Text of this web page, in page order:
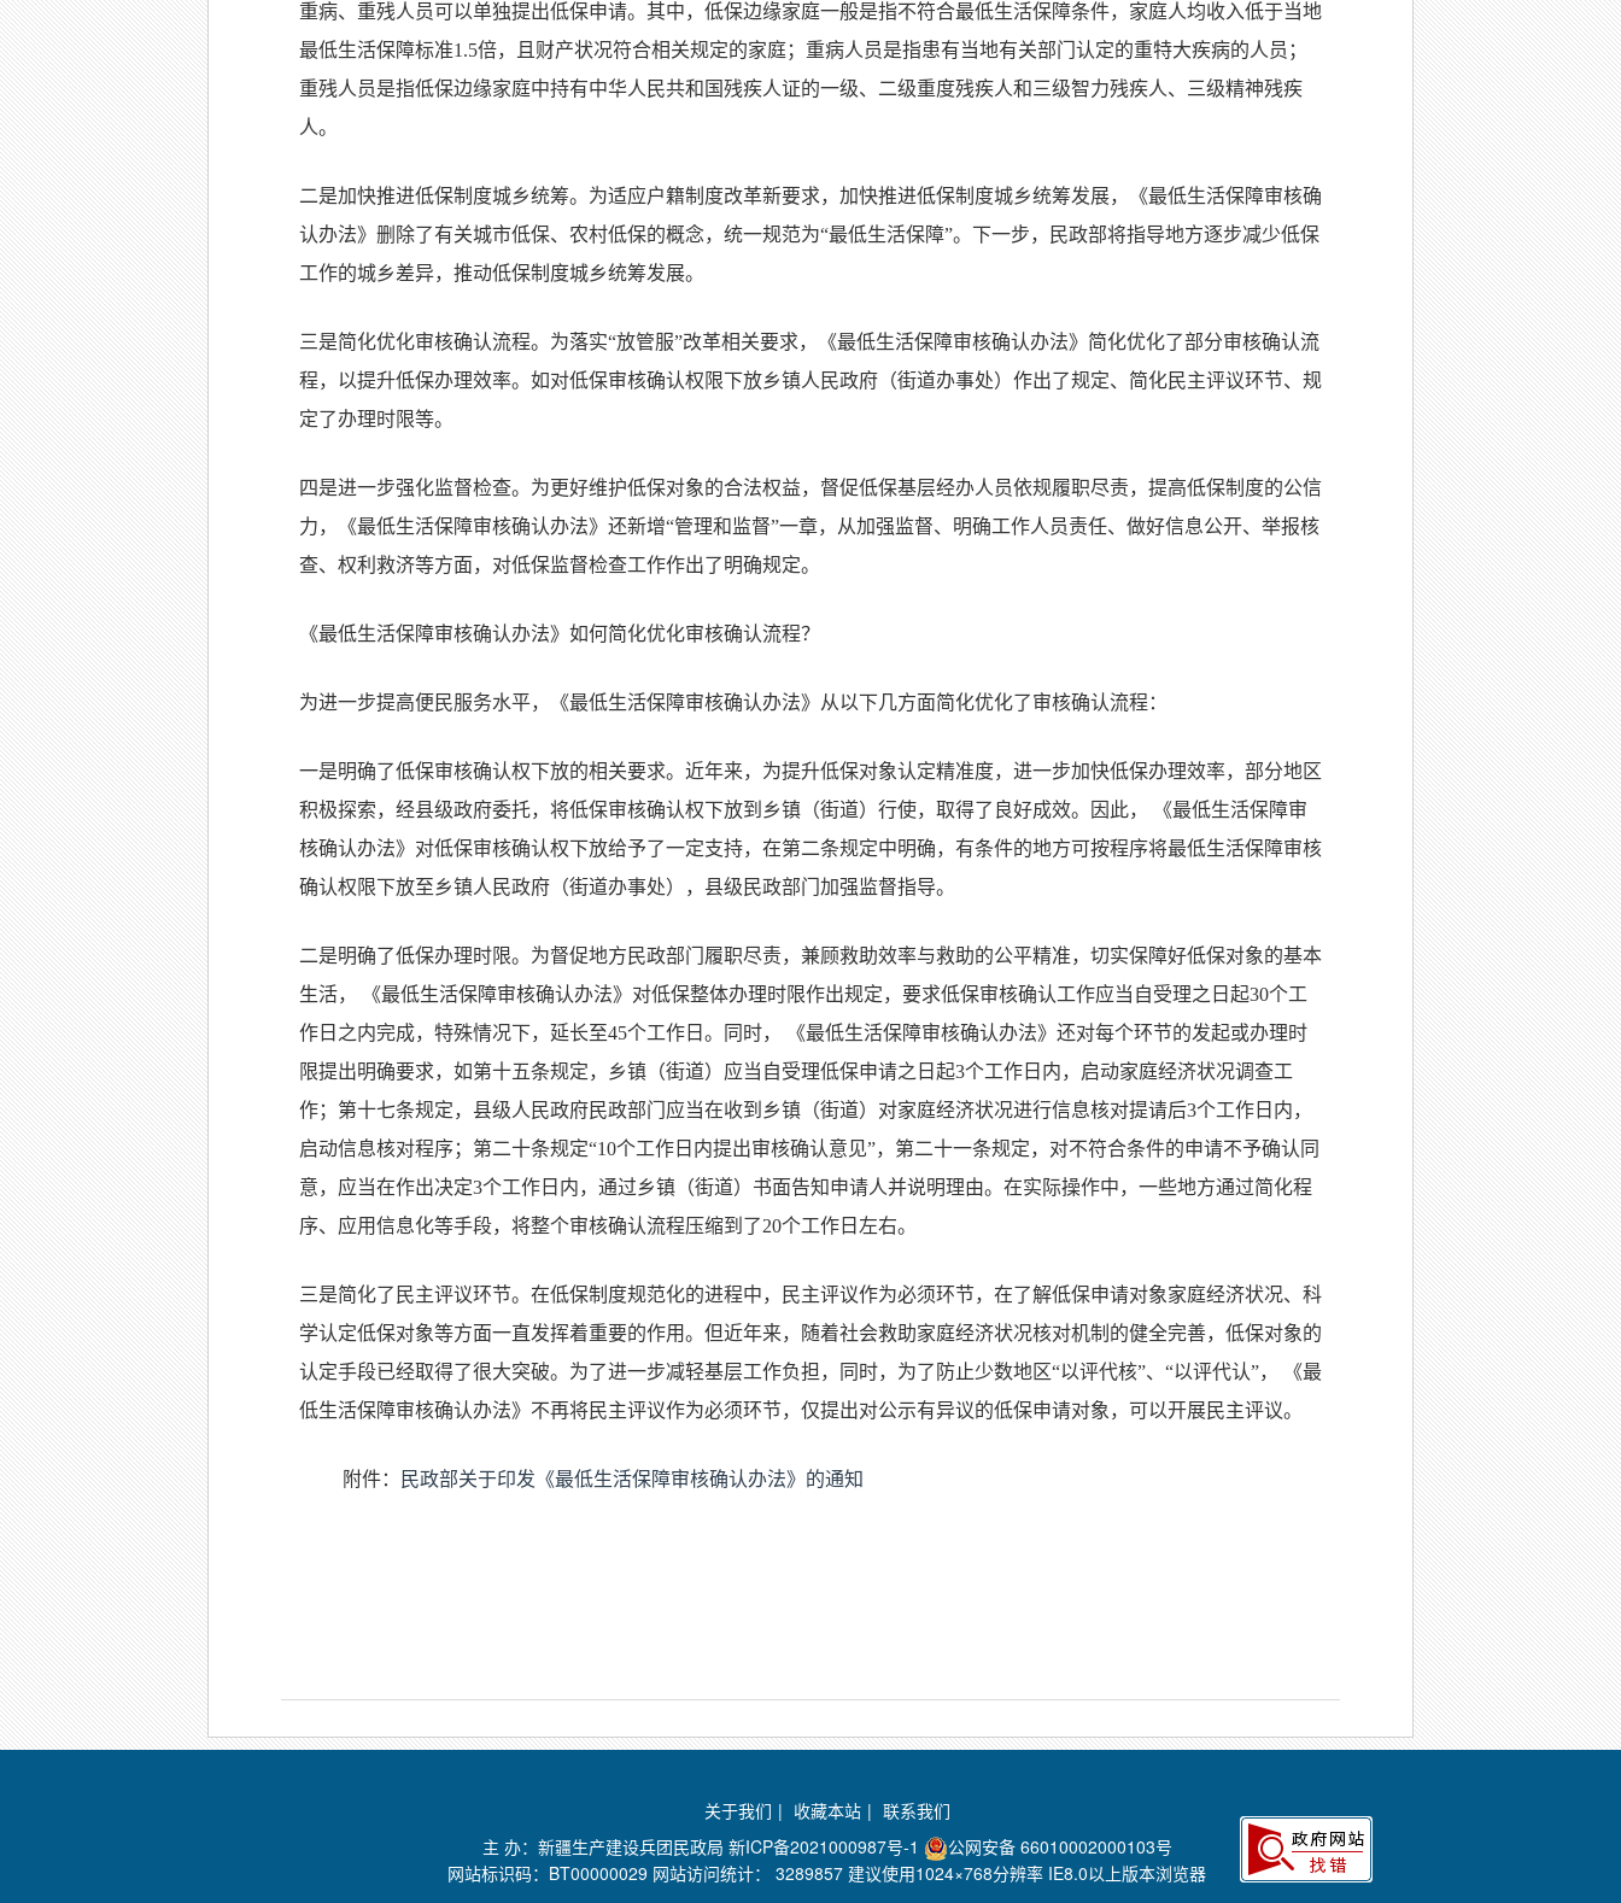
重病、重残人员可以单独提出低保申请。其中，低保边缘家庭一般是指不符合最低生活保障条件，家庭人均收入低于当地
最低生活保障标准1.5倍，且财产状况符合相关规定的家庭；重病人员是指患有当地有关部门认定的重特大疾病的人员；
重残人员是指低保边缘家庭中持有中华人民共和国残疾人证的一级、二级重度残疾人和三级智力残疾人、三级精神残疾
人。
二是加快推进低保制度城乡统筹。 为适应户籍制度改革新要求，加快推进低保制度城乡统筹发展，《最低生活保障审核确
认办法》删除了有关城市低保、农村低保的概念，统一规范为“最低生活保障”。下一步，民政部将指导地方逐步减少低保
工作的城乡差异，推动低保制度城乡统筹发展。
三是简化优化审核确认流程。 为落实“放管服”改革相关要求，《最低生活保障审核确认办法》简化优化了部分审核确认流
程，以提升低保办理效率。如对低保审核确认权限下放乡镇人民政府（街道办事处）作出了规定、简化民主评议环节、规
定了办理时限等。
四是进一步强化监督检查。 为更好维护低保对象的合法权益，督促低保基层经办人员依规履职尽责，提高低保制度的公信
力，《最低生活保障审核确认办法》还新增“管理和监督”一章，从加强监督、明确工作人员责任、做好信息公开、举报核
查、权利救济等方面，对低保监督检查工作作出了明确规定。
《最低生活保障审核确认办法》如何简化优化审核确认流程？
为进一步提高便民服务水平，《最低生活保障审核确认办法》从以下几方面简化优化了审核确认流程：
一是明确了低保审核确认权下放的相关要求。 近年来，为提升低保对象认定精准度，进一步加快低保办理效率，部分地区
积极探索，经县级政府委托，将低保审核确认权下放到乡镇（街道）行使，取得了良好成效。因此，
《最低生活保障审
核确认办法》对低保审核确认权下放给予了一定支持，在第二条规定中明确，有条件的地方可按程序将最低生活保障审核
确认权限下放至乡镇人民政府（街道办事处），县级民政部门加强监督指导。
二是明确了低保办理时限。 为督促地方民政部门履职尽责，兼顾救助效率与救助的公平精准，切实保障好低保对象的基本
生活，
《最低生活保障审核确认办法》对低保整体办理时限作出规定，要求低保审核确认工作应当自受理之日起30个工
作日之内完成，特殊情况下，延长至45个工作日。同时，
《最低生活保障审核确认办法》还对每个环节的发起或办理时
限提出明确要求，如第十五条规定，乡镇（街道）应当自受理低保申请之日起3个工作日内，启动家庭经济状况调查工
作；第十七条规定，县级人民政府民政部门应当在收到乡镇（街道）对家庭经济状况进行信息核对提请后3个工作日内，
启动信息核对程序；第二十条规定“10个工作日内提出审核确认意见”，第二十一条规定，对不符合条件的申请不予确认同
意，应当在作出决定3个工作日内，通过乡镇（街道）书面告知申请人并说明理由。在实际操作中，一些地方通过简化程
序、应用信息化等手段，将整个审核确认流程压缩到了20个工作日左右。
三是简化了民主评议环节。 在低保制度规范化的进程中，民主评议作为必须环节，在了解低保申请对象家庭经济状况、科
学认定低保对象等方面一直发挥着重要的作用。但近年来，随着社会救助家庭经济状况核对机制的健全完善，低保对象的
认定手段已经取得了很大突破。为了进一步减轻基层工作负担，同时，为了防止少数地区“以评代核”、 “以评代认”，
《最
低生活保障审核确认办法》不再将民主评议作为必须环节，仅提出对公示有异议的低保申请对象，可以开展民主评议。
附件： 民政部关于印发《最低生活保障审核确认办法》的通知
关于我们 | 收藏本站 | 联系我们
主 办：新疆生产建设兵团民政局 新ICP备2021000987号-1
公网安备 66010002000103号
网站标识码：BT00000029 网站访问统计：3289857 建议使用1024×768分辨率 IE8.0以上版本浏览器